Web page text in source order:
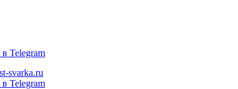
Telegram
svarka.ru
Telegram